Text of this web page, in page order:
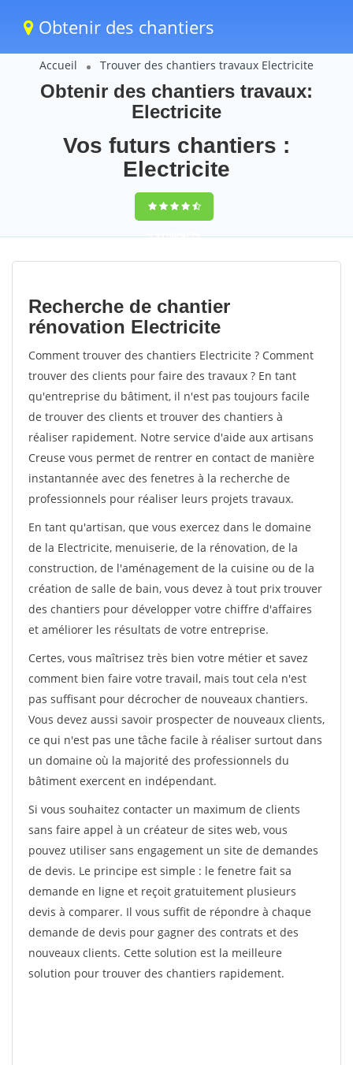
Obtenir des chantiers
Accueil Trouver des chantiers travaux Electricite
Obtenir des chantiers travaux:
Electricite
Vos futurs chantiers :
Electricite
9,5(100%)79
votes
Recherche de chantier
rénovation Electricite
Comment trouver des chantiers Electricite ? Comment
trouver des clients pour faire des travaux ? En tant
qu'entreprise du bâtiment, il n'est pas toujours facile
de trouver des clients et trouver des chantiers à
réaliser rapidement. Notre service d'aide aux artisans
Creuse vous permet de rentrer en contact de manière
instantannée avec des fenetres à la recherche de
professionnels pour réaliser leurs projets travaux.
En tant qu'artisan, que vous exercez dans le domaine
de la Electricite, menuiserie, de la rénovation, de la
construction, de l'aménagement de la cuisine ou de la
création de salle de bain, vous devez à tout prix trouver
des chantiers pour développer votre chiffre d'affaires
et améliorer les résultats de votre entreprise.
Certes, vous maîtrisez très bien votre métier et savez
comment bien faire votre travail, mais tout cela n'est
pas suffisant pour décrocher de nouveaux chantiers.
Vous devez aussi savoir prospecter de nouveaux clients,
ce qui n'est pas une tâche facile à réaliser surtout dans
un domaine où la majorité des professionnels du
bâtiment exercent en indépendant.
Si vous souhaitez contacter un maximum de clients
sans faire appel à un créateur de sites web, vous
pouvez utiliser sans engagement un site de demandes
de devis. Le principe est simple : le fenetre fait sa
demande en ligne et reçoit gratuitement plusieurs
devis à comparer. Il vous suffit de répondre à chaque
demande de devis pour gagner des contrats et des
nouveaux clients. Cette solution est la meilleure
solution pour trouver des chantiers rapidement.